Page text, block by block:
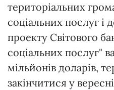
територіальних
соціальних послуг і
проекту Світового
соціальних послуг"
мільйонів доларів,
закінчитися у